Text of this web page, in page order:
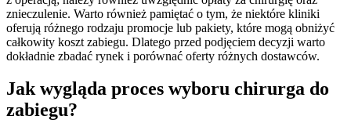
znieczulenie. Warto również pamiętać o tym, że niektóre kliniki
oferują różnego rodzaju promocje lub pakiety, które mogą obniżyć
całkowity koszt zabiegu. Dlatego przed podjęciem decyzji warto
dokładnie zbadać rynek i porównać oferty różnych dostawców.
Jak wygląda proces wyboru chirurga do
zabiegu?